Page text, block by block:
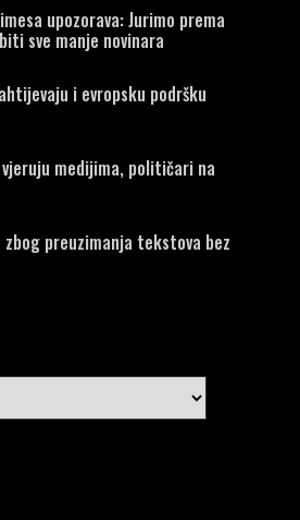
upozorava: Jurimo prema
sve manje novinara
i evropsku podršku
medijima, političari na
preuzimanja tekstova bez